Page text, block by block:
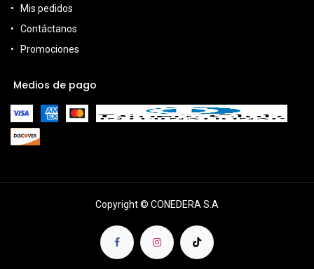
Mis pedidos
Contáctanos
Promociones
Medios de pago
Copyright © CONEDERA S.A